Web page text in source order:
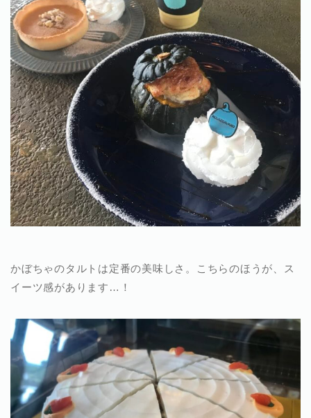
かぼちゃのタルトは定番の美味しさ。こちらのほうが、ス
イーツ感があります…！